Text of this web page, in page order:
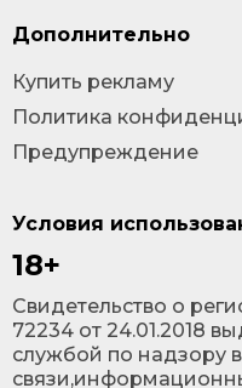
Условия
18+
Cвидетельство о
72234 от 24.01.2018
службой по надзору
Дополнительно
Купить рекламу
Политика
Предупреждение